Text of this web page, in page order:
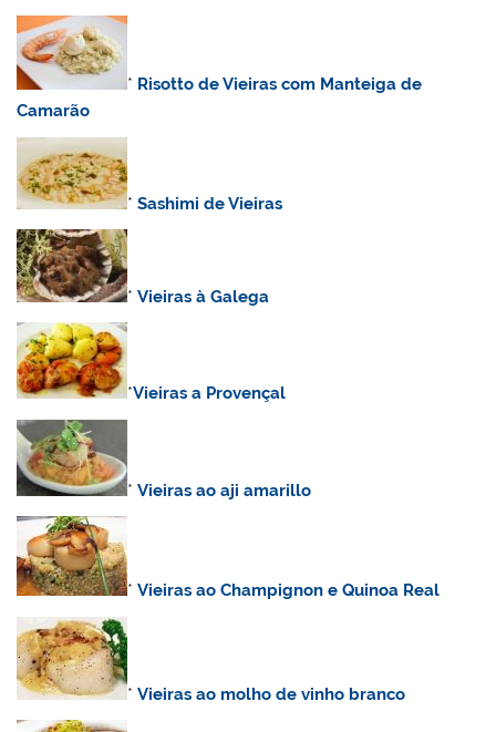
* Risotto de Vieiras com Manteiga de
Camarão
*Sashimi de Vieiras
*Vieiras à Galega
*Vieiras a Provençal
*Vieiras ao aji amarillo
*Vieiras ao Champignon e Quinoa Real
*Vieiras ao molho de vinho branco